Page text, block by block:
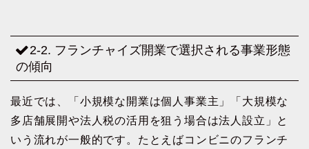
2-2. フランチャイズ開業で選択される事業形態
の傾向
最近では、「小規模な開業は個人事業主」「大規模な
多店舗展開や法人税の活用を狙う場合は法人設立」と
いう流れが一般的です。たとえばコンビニのフランチ